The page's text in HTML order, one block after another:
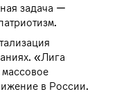
задача —
«Лига
в России.